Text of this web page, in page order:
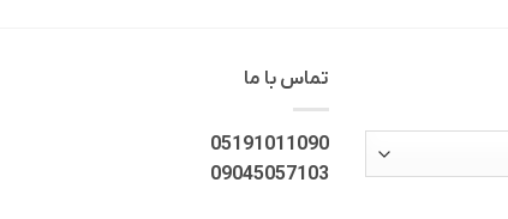
تماس با ما
05191011090
09045057103